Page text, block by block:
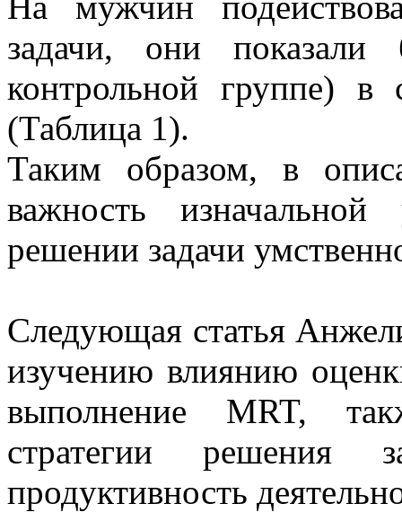
задачи, они показали
контрольной группе) в
(Таблица 1).
Таким образом, в
важность
решении задачи
Следующая статья
изучению влиянию
выполнение MRT,
стратегии
продуктивность